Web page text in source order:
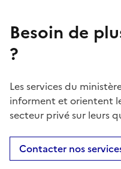
Besoin de
?
Les services du
informent et orientent
secteur privé sur leurs
Contacter nos